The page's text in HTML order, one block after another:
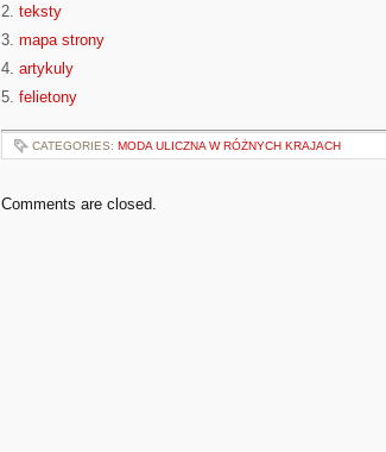
2. teksty
3. mapa strony
4. artykuly
5. felietony
CATEGORIES: MODA ULICZNA W RÓŻNYCH KRAJACH
Comments are closed.